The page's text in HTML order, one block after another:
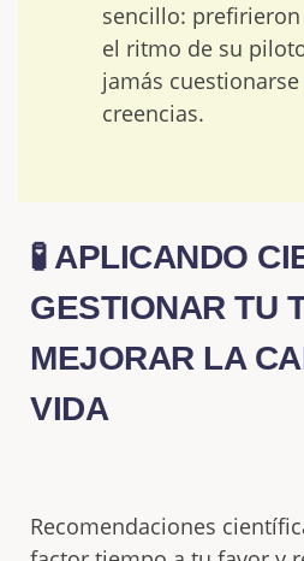
sencillo:
el ritmo de su
jamás
creencias.
🧪 APLICANDO
GESTIONAR TU
MEJORAR LA
VIDA
Recomendaciones